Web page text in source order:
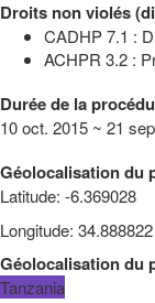
Droits non violés
CADHP 7.1 :
ACHPR 3.2 :
Durée de la
10 oct. 2015 ~ 21
Géolocalisation du
Latitude: -6.369028
Longitude: 34.888822
Géolocalisation du
Tanzania